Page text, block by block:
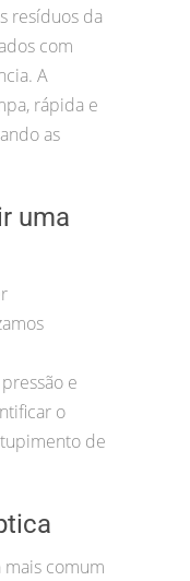
resíduos da
com
A
rápida e
as
uma
e
o
de
mais comum